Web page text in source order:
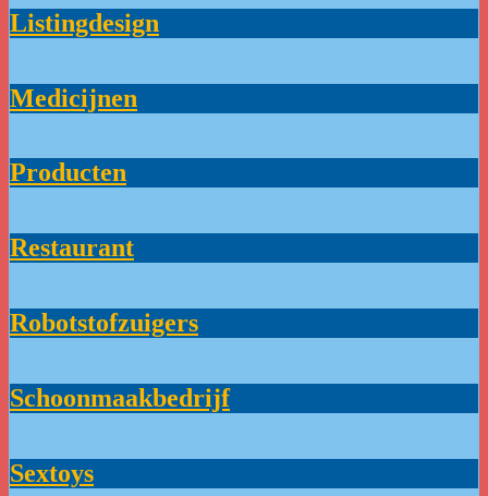
Listingdesign
Medicijnen
Producten
Restaurant
Robotstofzuigers
Schoonmaakbedrijf
Sextoys